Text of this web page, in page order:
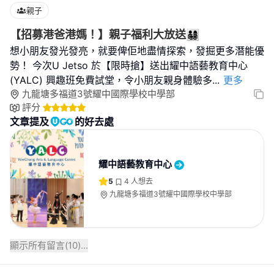
親子
【招募港爸港媽！】親子福利大放送👨‍👩‍👧‍👦
想小朋友發光發亮，就要俾佢地盡情探索，發掘更多潛能優
勢！ 今次U Jetso 於【限時搶】送出耀中語藝教育中心
(YALC) 興趣班免費試堂，令小朋友親身體驗多... 更多
九龍塘多福道3號耀中國際學校中學部
評分
文章提及 的好去處
耀中語藝教育中心
5 4 人想去
九龍塘多福道3號耀中國際學校中學部
顯示所有留言(10)...